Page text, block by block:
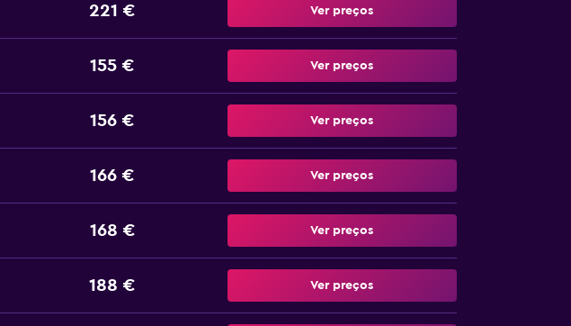
221 € Ver preços
155 € Ver preços
156 € Ver preços
166 € Ver preços
168 € Ver preços
188 € Ver preços